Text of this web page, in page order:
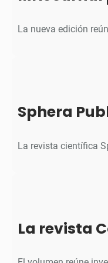
La nueva edición
Sphera
La revista científica
La revista